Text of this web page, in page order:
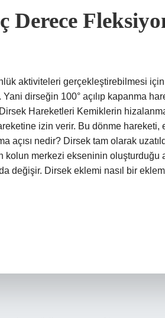
Derece
aktiviteleri gerçekleştirebilmesi için
dirseğin 100° açılıp kapanma
Hareketleri Kemiklerin
izin verir. Bu dönme hareketi,
açısı nedir? Dirsek tam olarak
merkezi ekseninin oluşturduğu
değişir. Dirsek eklemi nasıl bir